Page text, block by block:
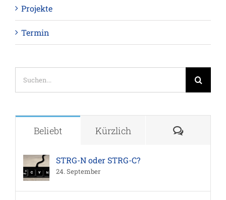
Projekte
Termin
Beliebt Kürzlich
STRG-N oder STRG-C?
24. September